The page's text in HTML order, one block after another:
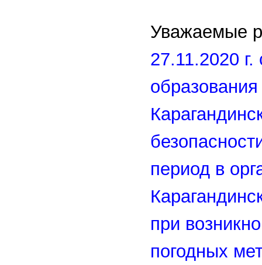
Уважаемые
27.11.2020
период в
при
погодных